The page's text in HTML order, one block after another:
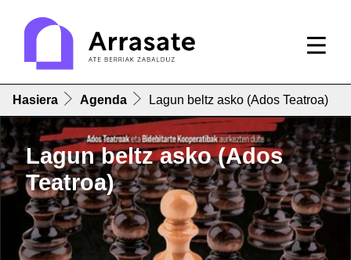
Hasiera Agenda Lagun beltz asko (Ados Teatroa)
Lagun beltz asko (Ados
Teatroa)